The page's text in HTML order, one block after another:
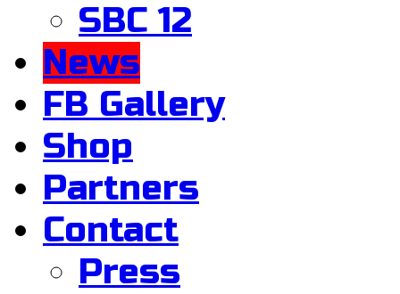
SBC 12
News
FB Gallery
Shop
Partners
Contact
Press